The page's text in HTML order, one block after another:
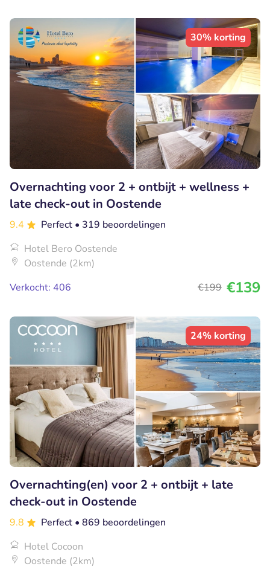
30% korting
Overnachting voor 2 + ontbijt + wellness +
late check-out in Oostende
9.4 Perfect • 319 beoordelingen
Hotel Bero Oostende
Oostende (2km)
Verkocht: 406
€199 €139
24% korting
Overnachting(en) voor 2 + ontbijt + late
check-out in Oostende
9.8 Perfect • 869 beoordelingen
Hotel Cocoon
Oostende (2km)